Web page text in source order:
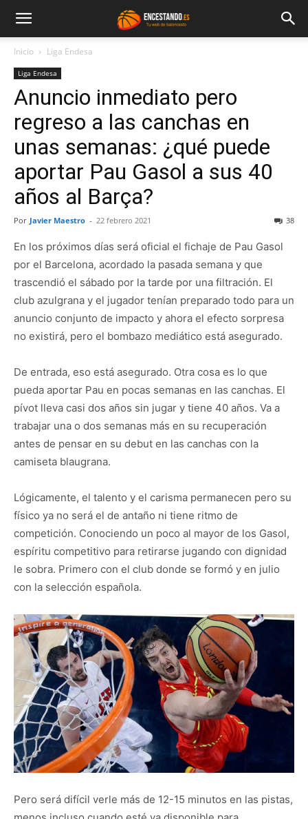
Inicio Liga Endesa
Liga Endesa
Anuncio inmediato pero
regreso a las canchas en
unas semanas: ¿qué puede
aportar Pau Gasol a sus 40
años al Barça?
Por Javier Maestro - 22 febrero 2021 38
En los próximos días será oficial el fichaje de Pau Gasol
por el Barcelona, acordado la pasada semana y que
trascendió el sábado por la tarde por una filtración. El
club azulgrana y el jugador tenían preparado todo para un
anuncio conjunto de impacto y ahora el efecto sorpresa
no existirá, pero el bombazo mediático está asegurado.
De entrada, eso está asegurado. Otra cosa es lo que
pueda aportar Pau en pocas semanas en las canchas. El
pívot lleva casi dos años sin jugar y tiene 40 años. Va a
trabajar una o dos semanas más en su recuperación
antes de pensar en su debut en las canchas con la
camiseta blaugrana.
Lógicamente, el talento y el carisma permanecen pero su
físico ya no será el de antaño ni tiene ritmo de
competición. Conociendo un poco al mayor de los Gasol,
espíritu competitivo para retirarse jugando con dignidad
le sobra. Primero con el club donde se formó y en julio
con la selección española.
Pero será difícil verle más de 12-15 minutos en las pistas,